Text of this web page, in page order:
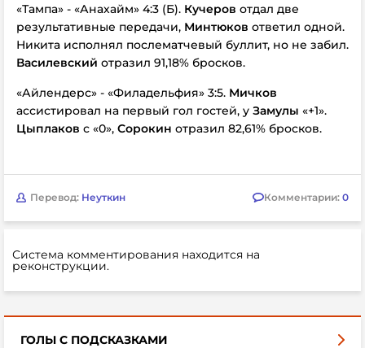
«Тампа» - «Анахайм» 4:3 (Б). Кучеров отдал две
результативные передачи, Минтюков ответил одной.
Никита исполнял послематчевый буллит, но не забил.
Василевский отразил 91,18% бросков.
«Айлендерс» - «Филадельфия» 3:5. Мичков
ассистировал на первый гол гостей, у Замулы «+1».
Цыплаков с «0», Сорокин отразил 82,61% бросков.
Перевод: Неуткин Комментарии: 0
Система комментирования находится на
реконструкции.
ГОЛЫ С ПОДСКАЗКАМИ